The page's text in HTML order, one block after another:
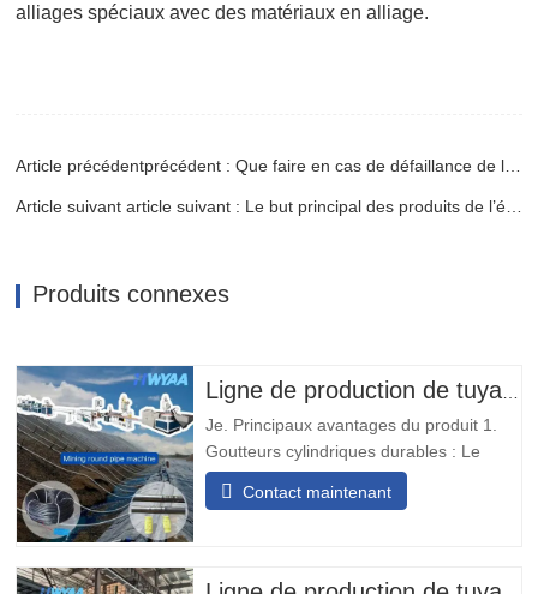
alliages spéciaux avec des matériaux en alliage.
Produits connexes
Je. Principaux avantages du produit 1.
Goutteurs cylindriques durables : Le
tuyau d'irrigation goutte à goutte avec
émetteur rond incrusté est équipé de
l'orientation, adapté aux opérations
Contact maintenant